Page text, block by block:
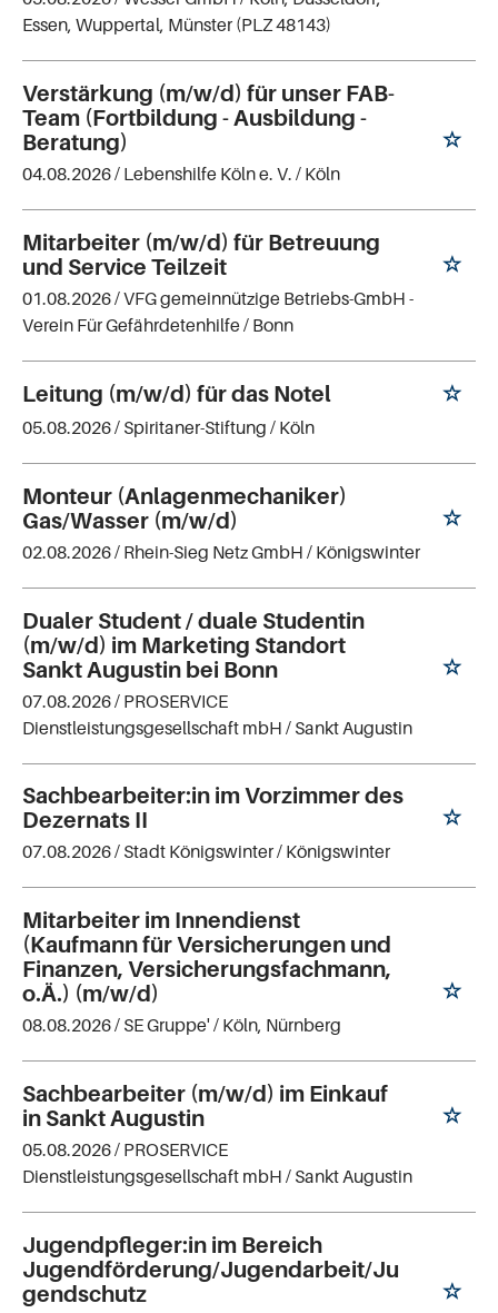
Essen, Wuppertal, Münster (PLZ 48143)
Verstärkung (m/w/d) für unser FAB-
Team (Fortbildung - Ausbildung -
Beratung)
04.08.2026 / Lebenshilfe Köln e. V. / Köln
Mitarbeiter (m/w/d) für Betreuung
und Service Teilzeit
01.08.2026 /VFG gemeinnützige Betriebs-GmbH -
Verein Für Gefährdetenhilfe/ Bonn
Leitung (m/w/d) für das Notel
05.08.2026 / Spiritaner-Stiftung / Köln
Monteur (Anlagenmechaniker)
Gas/Wasser (m/w/d)
02.08.2026 / Rhein-Sieg Netz GmbH / Königswinter
Dualer Student / duale Studentin
(m/w/d) im Marketing Standort
Sankt Augustin bei Bonn
07.08.2026 / PROSERVICE
Dienstleistungsgesellschaft mbH / Sankt Augustin
Sachbearbeiter:in im Vorzimmer des
Dezernats II
07.08.2026 / Stadt Königswinter/ Königswinter
Mitarbeiter im Innendienst
(Kaufmann für Versicherungen und
Finanzen, Versicherungsfachmann,
o.Ä.) (m/w/d)
08.08.2026 / SE Gruppe' / Köln, Nürnberg
Sachbearbeiter (m/w/d) im Einkauf
in Sankt Augustin
05.08.2026 / PROSERVICE
Dienstleistungsgesellschaft mbH / Sankt Augustin
Jugendpfleger:in im Bereich
Jugendförderung/Jugendarbeit/Ju
gendschutz